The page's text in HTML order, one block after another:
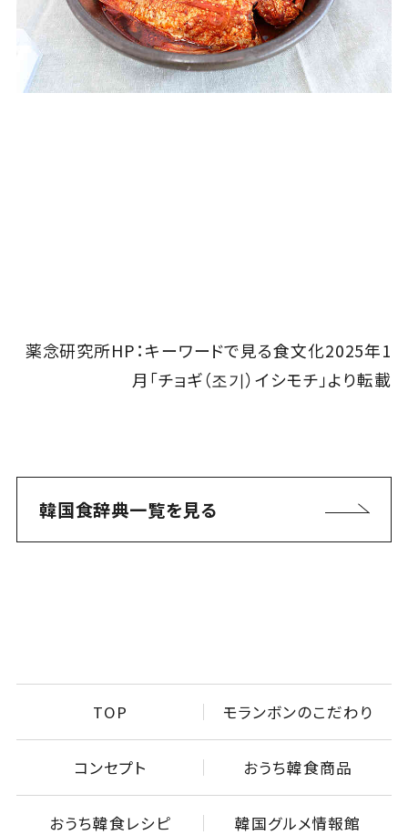
薬念研究所HP：キーワードで見る食文化2025年1
月「チョギ（조기）イシモチ」より転載
韓国食辞典一覧を見る
TOP モランボンのこだわり
コンセプト おうち韓食商品
おうち韓食レシピ 韓国グルメ情報館